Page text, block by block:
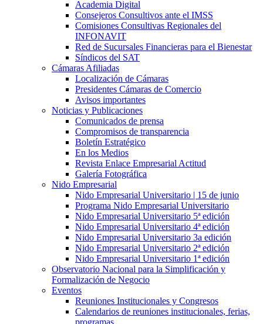
Academia Digital
Consejeros Consultivos ante el IMSS
Comisiones Consultivas Regionales del
INFONAVIT
Red de Sucursales Financieras para el Bienestar
Síndicos del SAT
Cámaras Afiliadas
Localización de Cámaras
Presidentes Cámaras de Comercio
Avisos importantes
Noticias y Publicaciones
Comunicados de prensa
Compromisos de transparencia
Boletín Estratégico
En los Medios
Revista Enlace Empresarial Actitud
Galería Fotográfica
Nido Empresarial
Nido Empresarial Universitario | 15 de junio
Programa Nido Empresarial Universitario
Nido Empresarial Universitario 5ª edición
Nido Empresarial Universitario 4ª edición
Nido Empresarial Universitario 3a edición
Nido Empresarial Universitario 2ª edición
Nido Empresarial Universitario 1ª edición
Observatorio Nacional para la Simplificación y
Formalización de Negocio
Eventos
Reuniones Institucionales y Congresos
Calendarios de reuniones institucionales, ferias,
programas